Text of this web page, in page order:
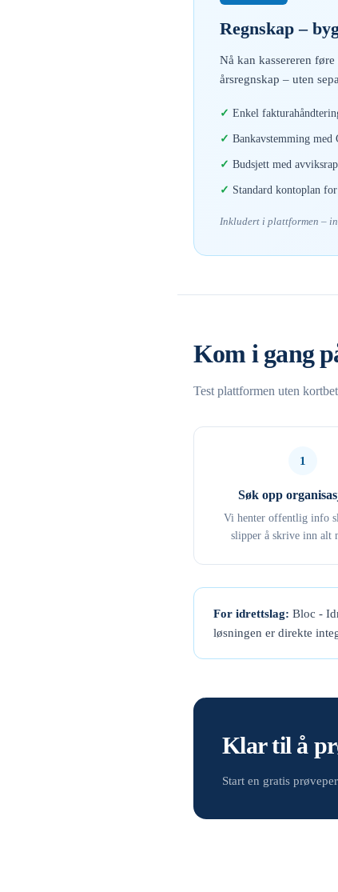
Regnskap –
Nå kan kassereren
årsregnskap – uten
Enkel
Bankavstemming
Budsjett med
Standard kontoplan
Inkludert i plattformen –
Kom i gang
Test plattformen uten
1
Søk opp
Vi henter offentlig info
slipper å skrive inn alt
For idrettslag: Bloc -
løsningen er direkte
Klar til å
Start en gratis